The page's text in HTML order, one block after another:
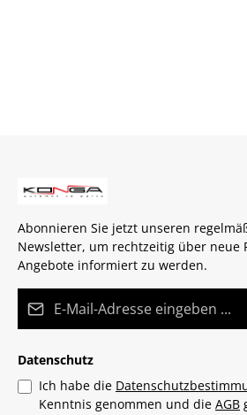
Abonnieren Sie jetzt unseren
Newsletter, um rechtzeitig über neue
Angebote informiert zu werden.
Datenschutz
Ich habe die
Kenntnis genommen und die AGB